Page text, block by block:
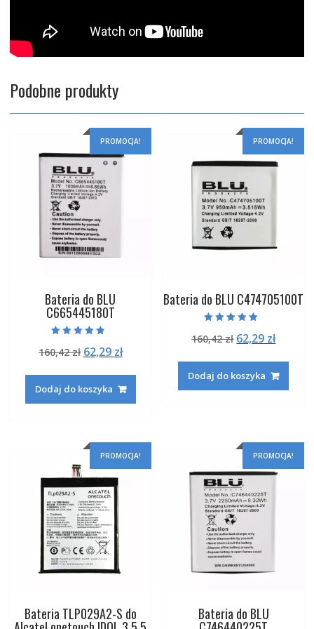
Podobne produkty
PROMOCJA!
Bateria do BLU
C665445180T
4.50
na 5
160,42zł Pierwotna
wynosiła:
160,42 zł.
62,29 złAktualna
62,29 zł.
Dodaj do koszyka
PROMOCJA!
Bateria do BLU C474705100T
4.50
na 5
160,42zł Pierwotna
wynosiła:
160,42 zł.
62,29 zł
62,29
Dodaj do koszyka
PROMOCJA!
Bateria TLP029A2-S do
PROMOCJA!
Bateria do BLU